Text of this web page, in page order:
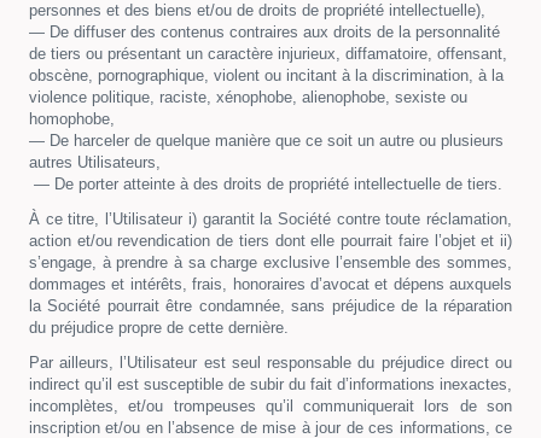
personnes et des biens et/ou de droits de propriété intellectuelle),
— De diffuser des contenus contraires aux droits de la personnalité
de tiers ou présentant un caractère injurieux, diffamatoire, offensant,
obscène, pornographique, violent ou incitant à la discrimination, à la
violence politique, raciste, xénophobe, alienophobe, sexiste ou
homophobe,
— De harceler de quelque manière que ce soit un autre ou plusieurs
autres Utilisateurs,
— De porter atteinte à des droits de propriété intellectuelle de tiers.
À ce titre, l’Utilisateur i) garantit la Société contre toute réclamation,
action et/ou revendication de tiers dont elle pourrait faire l’objet et ii)
s’engage, à prendre à sa charge exclusive l’ensemble des sommes,
dommages et intérêts, frais, honoraires d’avocat et dépens auxquels
la Société pourrait être condamnée, sans préjudice de la réparation
du préjudice propre de cette dernière.
Par ailleurs, l’Utilisateur est seul responsable du préjudice direct ou
indirect qu’il est susceptible de subir du fait d’informations inexactes,
incomplètes, et/ou trompeuses qu’il communiquerait lors de son
inscription et/ou en l’absence de mise à jour de ces informations, ce